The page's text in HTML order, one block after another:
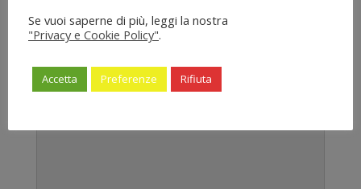
Se vuoi saperne di più, leggi la nostra
"Privacy e Cookie Policy".
Accetta Preferenze Rifiuta